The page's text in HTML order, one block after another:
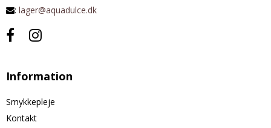
: lager@aquadulce.dk
Information
Smykkepleje
Kontakt